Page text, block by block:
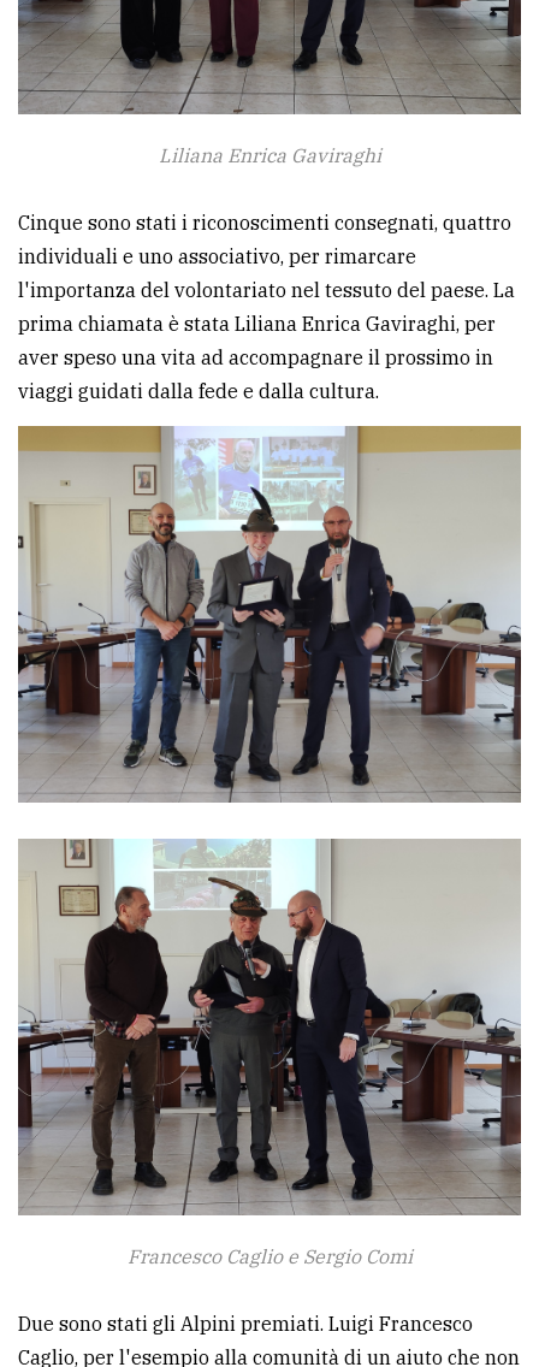
Liliana Enrica Gaviraghi
Cinque sono stati i riconoscimenti consegnati, quattro
individuali e uno associativo, per rimarcare
l'importanza del volontariato nel tessuto del paese. La
prima chiamata è stata Liliana Enrica Gaviraghi, per
aver speso una vita ad accompagnare il prossimo in
viaggi guidati dalla fede e dalla cultura.
Francesco Caglio e Sergio Comi
Due sono stati gli Alpini premiati. Luigi Francesco
Caglio, per l'esempio alla comunità di un aiuto che non